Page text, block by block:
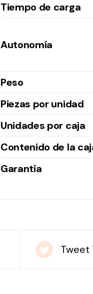
Tiempo de carga
Autonomía
Peso
Piezas por unidad
Unidades por caja
Contenido de la
Garantía
Tweet